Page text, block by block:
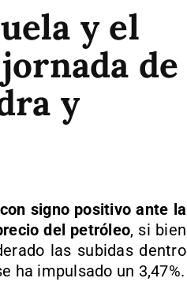
y el
de
y
signo positivo ante la
del petróleo, si bien
las subidas dentro
ha impulsado un 3,47%.